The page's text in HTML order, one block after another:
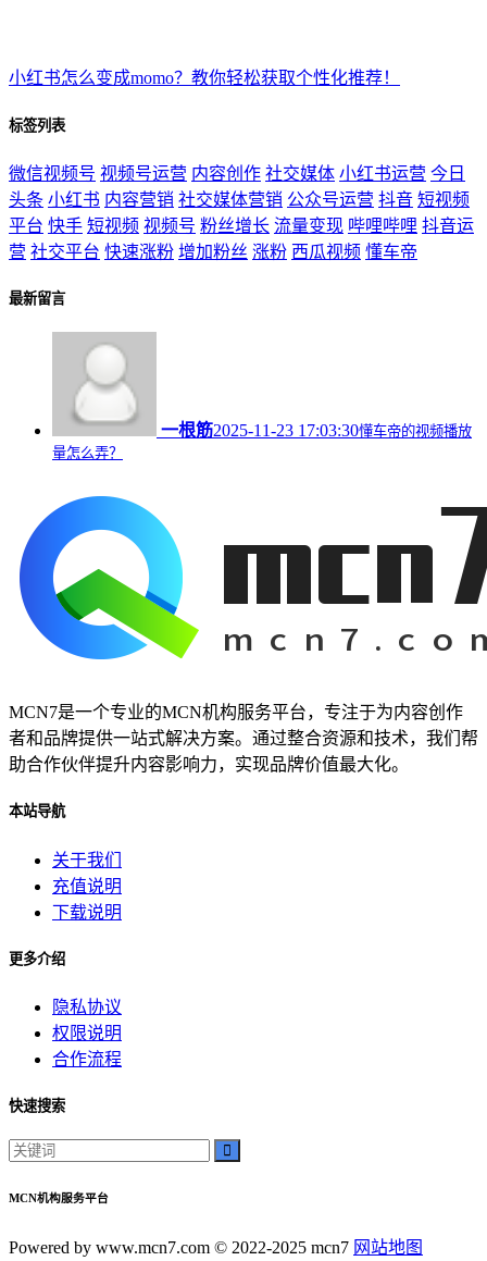
小红书怎么变成momo？教你轻松获取个性化推荐！
标签列表
微信视频号 视频号运营 内容创作 社交媒体 小红书运营 今日
头条 小红书 内容营销 社交媒体营销 公众号运营 抖音 短视频
平台 快手 短视频 视频号 粉丝增长 流量变现 哔哩哔哩 抖音运
营 社交平台 快速涨粉 增加粉丝 涨粉 西瓜视频 懂车帝
最新留言
一根筋2025-11-23 17:03:30懂车帝的视频播放
量怎么弄？
MCN7是一个专业的MCN机构服务平台，专注于为内容创作
者和品牌提供一站式解决方案。通过整合资源和技术，我们帮
助合作伙伴提升内容影响力，实现品牌价值最大化。
本站导航
关于我们
充值说明
下载说明
更多介绍
隐私协议
权限说明
合作流程
快速搜索
MCN机构服务平台
Powered by www.mcn7.com © 2022-2025 mcn7 网站地图